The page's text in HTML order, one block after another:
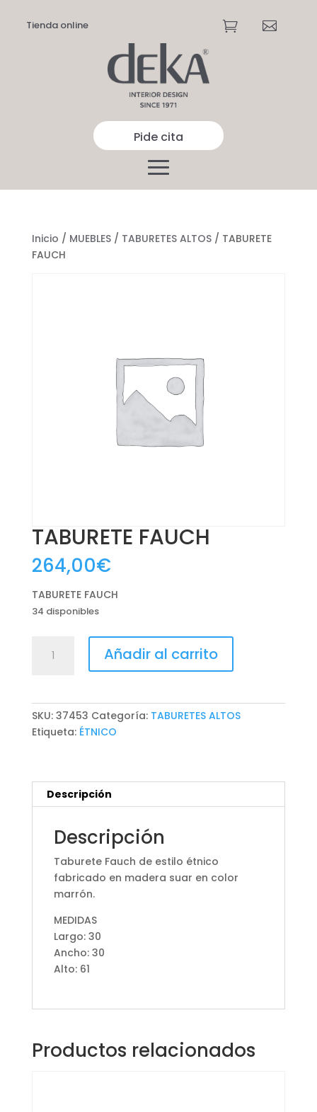
Tienda online  
Pide cita
Inicio / MUEBLES/ TABURETES ALTOS/ TABURETE
FAUCH
TABURETE FAUCH
264,00€
TABURETE FAUCH
34 disponibles
FAUCH
Añadir al carrito
SKU: 37453 Categoría: TABURETES ALTOS
Etiqueta: ÉTNICO
Descripción
Descripción
Taburete Fauch de estilo étnico
fabricado en madera suar en color
marrón.
MEDIDAS
Largo: 30
Ancho: 30
Alto: 61
Productos relacionados